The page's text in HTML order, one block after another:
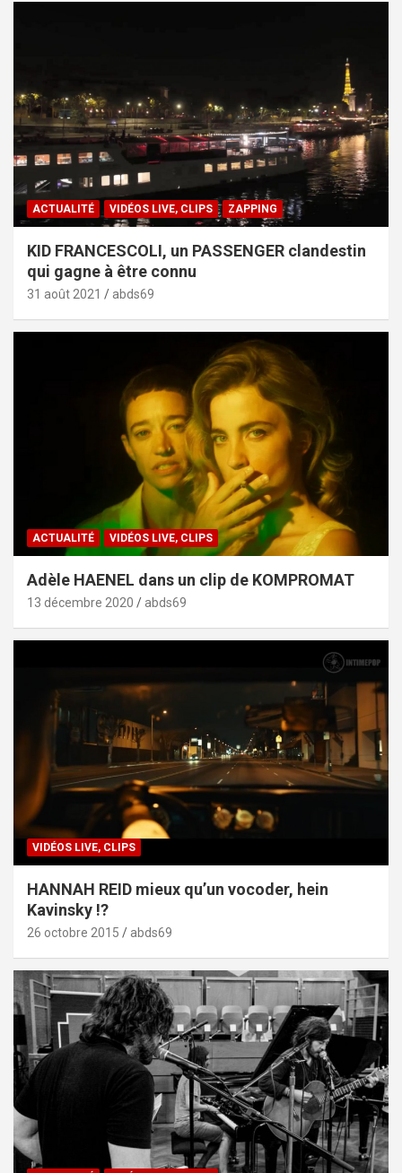
ACTUALITÉ VIDÉOS LIVE, CLIPS ZAPPING
KID FRANCESCOLI, un PASSENGER clandestin
qui gagne à être connu
31 août 2021 abds69
ACTUALITÉ VIDÉOS LIVE, CLIPS
Adèle HAENEL dans un clip de KOMPROMAT
13 décembre 2020 abds69
VIDÉOS LIVE, CLIPS
HANNAH REID mieux qu’un vocoder, hein
Kavinsky !?
26 octobre 2015 abds69